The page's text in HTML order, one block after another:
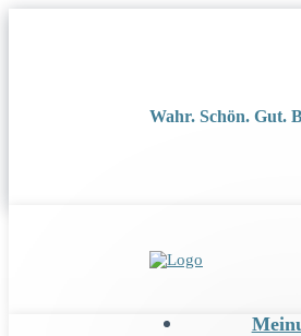
Wahr. Schön. Gut.